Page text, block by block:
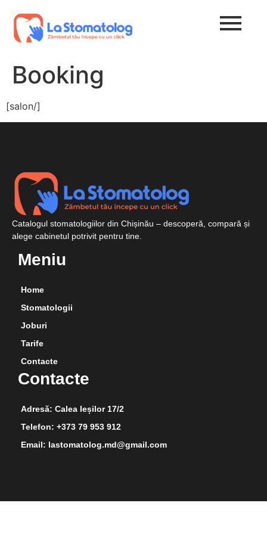
Booking
[salon/]
Catalogul stomatologiilor din Chișinău – descoperă, compară și
alege cabinetul potrivit pentru tine.
Meniu
Home
Stomatologii
Joburi
Tarife
Contacte
Contacte
Adresă: Calea Ieșilor 17/2
Telefon: +373 79 953 912
Email: lastomatolog.md@gmail.com